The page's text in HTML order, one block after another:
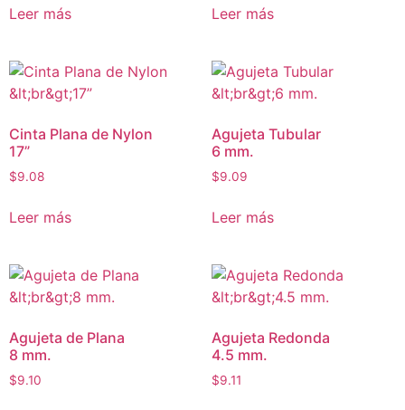
Leer más Leer más
Cinta Plana de Nylon
17”
$9.08
Leer más
Agujeta Tubular
6 mm.
$9.09
Leer más
Agujeta de Plana
8 mm.
$9.10
Agujeta Redonda
4.5 mm.
$9.11